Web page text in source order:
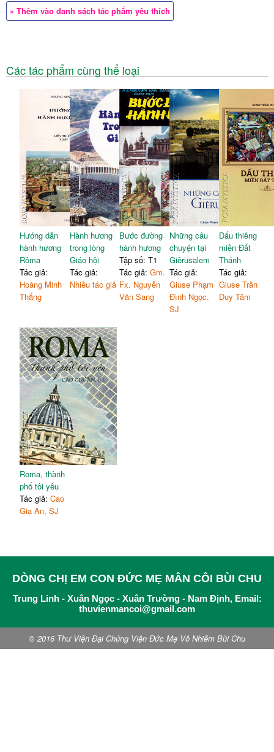
» Thêm vào danh sách tác phẩm yêu thích
Các tác phẩm cùng thể loại
Hướng dẫn
hành hương
Rôma
Tác giả:
Hoàng Minh
Thắng
Hành hương
trong lòng
Giáo hội
Tác giả:
Nhiều tác giả
Bước đường
hành hương
Tập số: T1
Tác giả:Gm.
Fx. Nguyễn
Văn Sang
Những câu
chuyện tại
Giêrusalem
Tác giả:
Giuse Phạm
Đình Ngọc.
SJ
Dấu thiêng
miền Đất
Thánh
Tác giả:
Giuse Trần
Duy Tâm
Roma, thành
phố tôi yêu
Tác giả:Cao
Gia An, SJ
DÒNG CHỊ EM CON ĐỨC MẸ MÂN CÔI BÙI CHU
Trung Linh - Xuân Ngọc - Xuân Trường - Nam Định, Email:
thuvienmancoi@gmail.com
© 2016 Thư Viện Đại Chủng Viện Đức Mẹ Vô Nhiễm Bùi Chu